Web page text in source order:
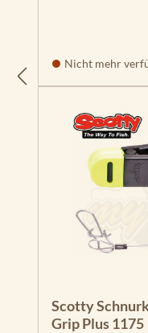
Nicht mehr
Scotty
Grip Plus 1175